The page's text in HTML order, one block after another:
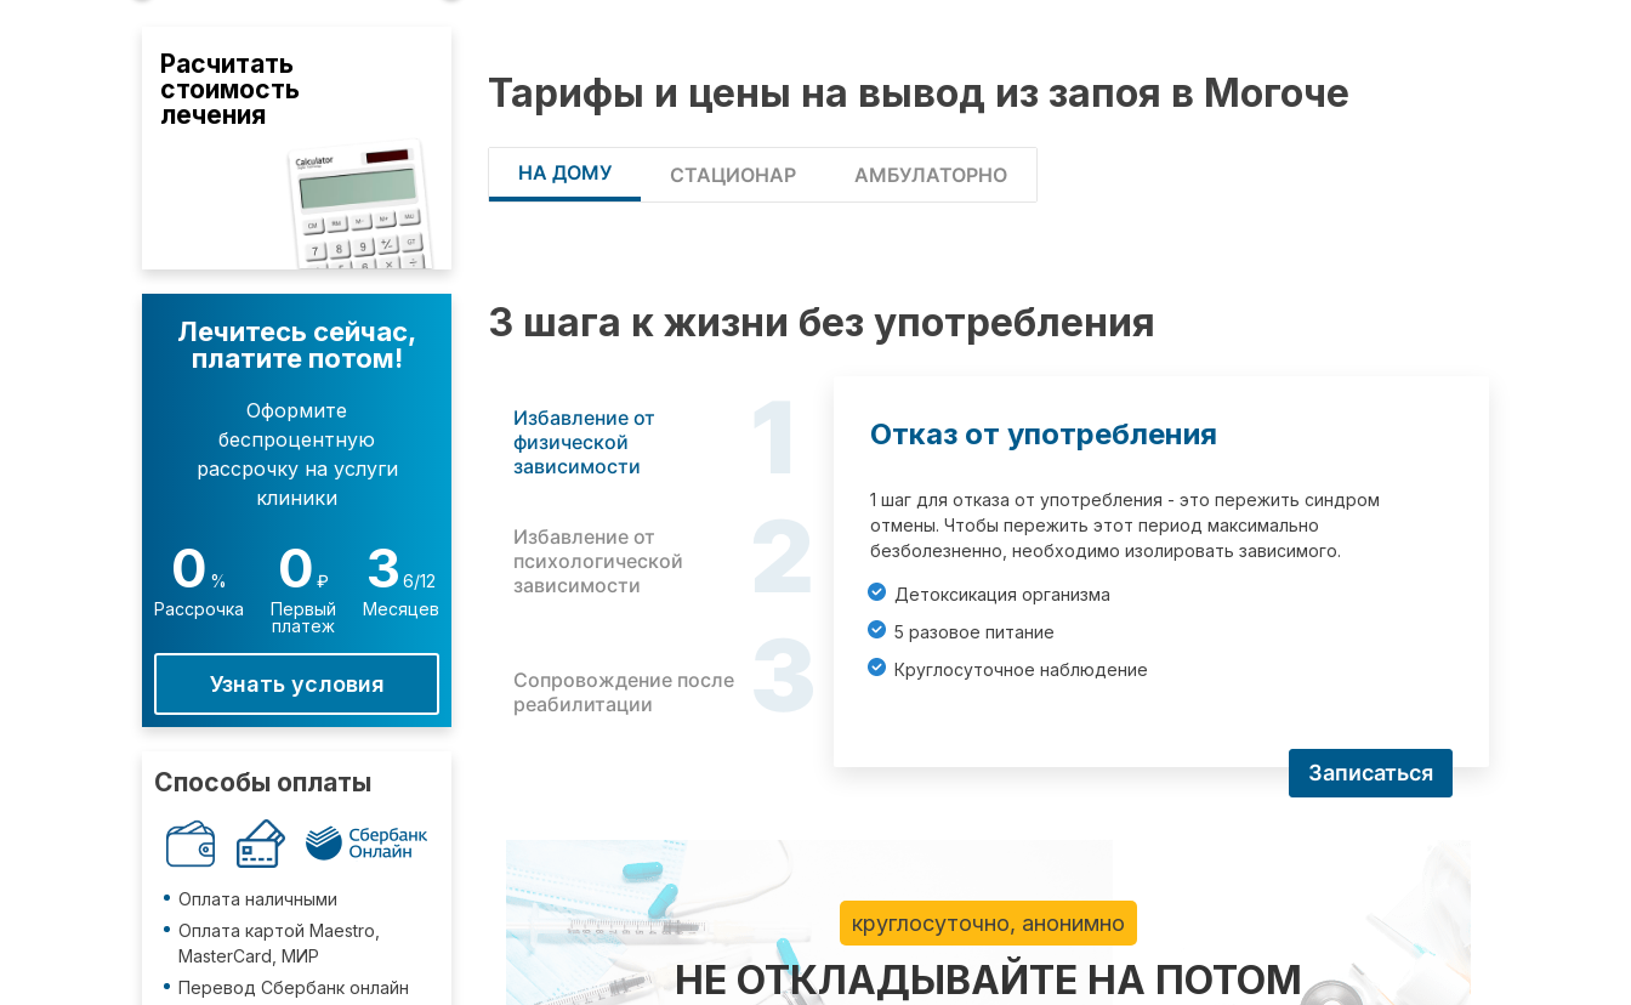
Расчитать
стоимость
лечения
Лечитесь сейчас,
платите потом!
Оформите
беспроцентную
рассрочку на услуги
клиники
0 %
Рассрочка
0 ₽
Первый
платеж
3 6/12
Месяцев
Узнать условия
Способы оплаты
Оплата наличными
Оплата картой Maestro,
MasterCard, МИР
Перевод Сбербанк онлайн
Тарифы и цены на вывод из запоя в Могоче
НА ДОМУ СТАЦИОНАР АМБУЛАТОРНО
3 шага к жизни без употребления
Избавление от
физической
зависимости
1
Избавление от
психологической
зависимости
2
Сопровождение после
реабилитации
3
Отказ от употребления
1 шаг для отказа от употребления - это пережить синдром
отмены. Чтобы пережить этот период максимально
безболезненно, необходимо изолировать зависимого.
Детоксикация организма
5 разовое питание
Круглосуточное наблюдение
Записаться
круглосуточно, анонимно
НЕ ОТКЛАДЫВАЙТЕ НА ПОТОМ